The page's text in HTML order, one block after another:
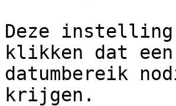
Deze
klikken dat
datumbereik
krijgen.